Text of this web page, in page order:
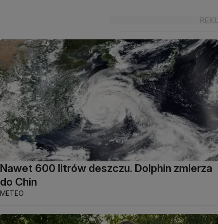
Nawet 600 litrów deszczu. Dolphin zmierza
do Chin
METEO